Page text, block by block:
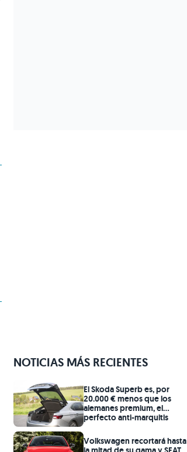
NOTICIAS MÁS RECIENTES
El Skoda Superb es, por
20.000 € menos que los
alemanes premium, el
perfecto anti-marquitis
Volkswagen recortará hasta